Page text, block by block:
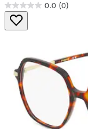
0.0 (0)
0.0
von
5